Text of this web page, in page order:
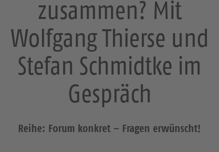
zusammen? Mit
Wolfgang Thierse und
Stefan Schmidtke im
Gespräch
Reihe: Forum konkret – Fragen erwünscht!